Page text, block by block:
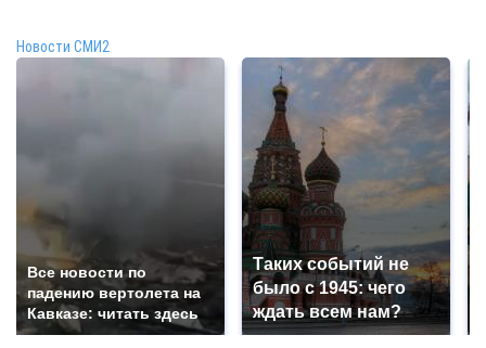
Новости СМИ2
Все новости по
падению вертолета на
Кавказе: читать здесь
Таких событий не
было с 1945: чего
ждать всем нам?